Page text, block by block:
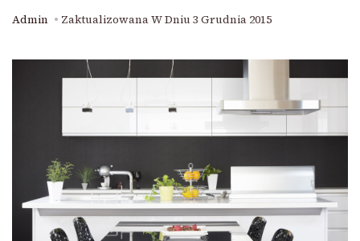
Admin Zaktualizowana W Dniu 3 Grudnia 2015